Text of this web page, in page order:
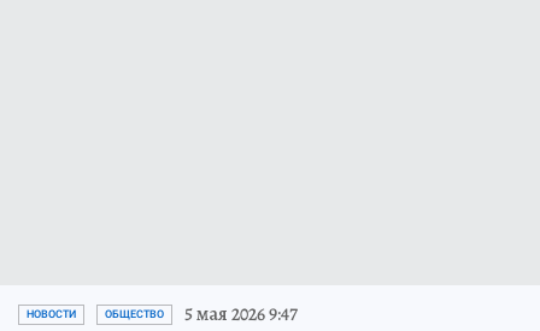
НОВОСТИ ОБЩЕСТВО 5 мая 2026 9:47